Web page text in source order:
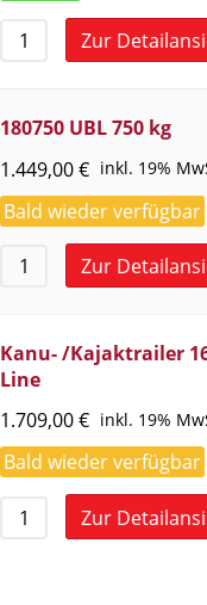
Zur
180750 UBL 750 kg
1.449,00€ inkl. 19%
Bald wieder verfügbar
Zur
Kanu- /Kajaktrailer
Line
1.709,00€ inkl. 19%
Bald wieder verfügbar
Zur